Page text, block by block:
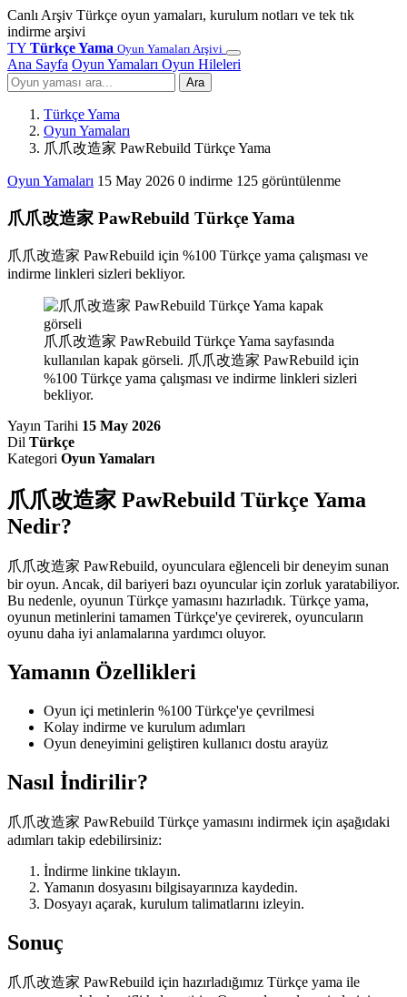
Canlı Arşiv Türkçe oyun yamaları, kurulum notları ve tek tık
indirme arşivi
TY Türkçe Yama Oyun Yamaları Arşivi
Ana Sayfa Oyun Yamaları Oyun Hileleri
Ara
Türkçe Yama
Oyun Yamaları
爪爪改造家 PawRebuild Türkçe Yama
Oyun Yamaları 15 May 2026 0 indirme 125 görüntülenme
爪爪改造家 PawRebuild Türkçe Yama
爪爪改造家 PawRebuild için %100 Türkçe yama çalışması ve
indirme linkleri sizleri bekliyor.
爪爪改造家 PawRebuild Türkçe Yama sayfasında
kullanılan kapak görseli. 爪爪改造家 PawRebuild için
%100 Türkçe yama çalışması ve indirme linkleri sizleri
bekliyor.
Yayın Tarihi 15 May 2026
Dil Türkçe
Kategori Oyun Yamaları
爪爪改造家 PawRebuild Türkçe Yama
Nedir?
爪爪改造家 PawRebuild, oyunculara eğlenceli bir deneyim sunan
bir oyun. Ancak, dil bariyeri bazı oyuncular için zorluk yaratabiliyor.
Bu nedenle, oyunun Türkçe yamasını hazırladık. Türkçe yama,
oyunun metinlerini tamamen Türkçe'ye çevirerek, oyuncuların
oyunu daha iyi anlamalarına yardımcı oluyor.
Yamanın Özellikleri
Oyun içi metinlerin %100 Türkçe'ye çevrilmesi
Kolay indirme ve kurulum adımları
Oyun deneyimini geliştiren kullanıcı dostu arayüz
Nasıl İndirilir?
爪爪改造家 PawRebuild Türkçe yamasını indirmek için aşağıdaki
adımları takip edebilirsiniz:
İndirme linkine tıklayın.
Yamanın dosyasını bilgisayarınıza kaydedin.
Dosyayı açarak, kurulum talimatlarını izleyin.
Sonuç
爪爪改造家 PawRebuild için hazırladığımız Türkçe yama ile